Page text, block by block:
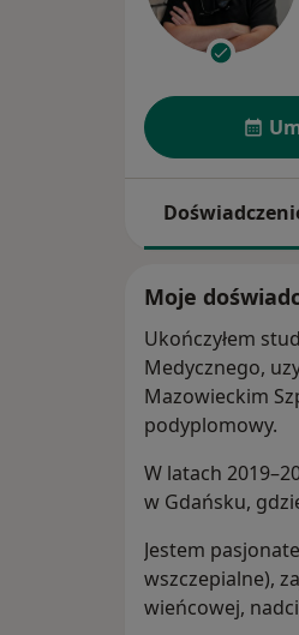
Moje
Ukończyłem
Medycznego,
Mazowieckim
podyplomowy.
W latach
w Gdańsku,
Jestem
wszczepialne),
wieńcowej,